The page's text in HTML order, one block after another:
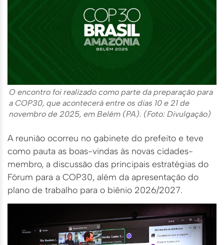
O encontro foi realizado como parte da preparação para
a COP30, que acontecerá entre os dias 10 e 21 de
novembro de 2025, em Belém (PA). (Foto: Divulgação)
A reunião ocorreu no gabinete do prefeito e teve
como pauta as boas-vindas às novas cidades-
membro, a discussão das principais estratégias do
Fórum para a COP30, além da apresentação do
plano de trabalho para o biênio 2026/2027.